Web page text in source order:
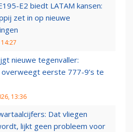
E2 biedt LATAM kansen:
zet in op nieuwe
nieuwe tegenvaller:
overweegt eerste 777-9’s te
13:36
Dat vliegen
lijkt geen probleem voor